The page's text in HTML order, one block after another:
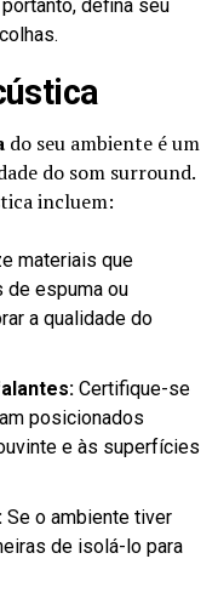
defina seu
do seu ambiente é um
do som surround.
incluem:
materiais que
de espuma ou
a qualidade do
Certifique-se
posicionados
e às superfícies
Se o ambiente tiver
de isolá-lo para